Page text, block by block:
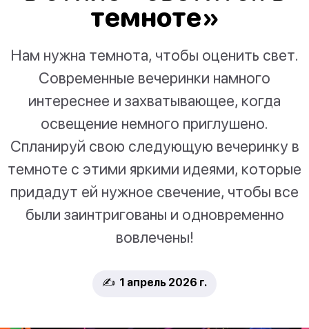
темноте»
Нам нужна темнота, чтобы оценить свет.
Современные вечеринки намного
интереснее и захватывающее, когда
освещение немного приглушено.
Спланируй свою следующую вечеринку в
темноте с этими яркими идеями, которые
придадут ей нужное свечение, чтобы все
были заинтригованы и одновременно
вовлечены!
✍️ 1 апрель 2026 г.